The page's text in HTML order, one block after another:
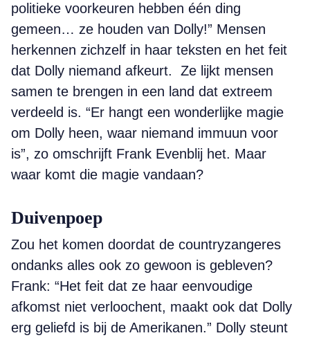
politieke voorkeuren hebben één ding
gemeen… ze houden van Dolly!” Mensen
herkennen zichzelf in haar teksten en het feit
dat Dolly niemand afkeurt. Ze lijkt mensen
samen te brengen in een land dat extreem
verdeeld is. “Er hangt een wonderlijke magie
om Dolly heen, waar niemand immuun voor
is”, zo omschrijft Frank Evenblij het. Maar
waar komt die magie vandaan?
Duivenpoep
Zou het komen doordat de countryzangeres
ondanks alles ook zo gewoon is gebleven?
Frank: “Het feit dat ze haar eenvoudige
afkomst niet verloochent, maakt ook dat Dolly
erg geliefd is bij de Amerikanen.” Dolly steunt